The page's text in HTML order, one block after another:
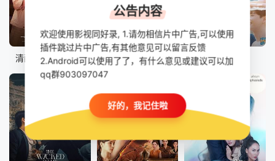
已完结
清醒点，泰尔先生
全24集
四方极爱 第二季
已完结
四方极爱II
公告内容
欢迎使用影视同好录, 1.请勿相信片中广告,可以使用
插件跳过片中广告,有其他意见可以留言反馈
2.Android可以使用了了，有什么意见或建议可以加
qq群903097047
好的，我记住啦